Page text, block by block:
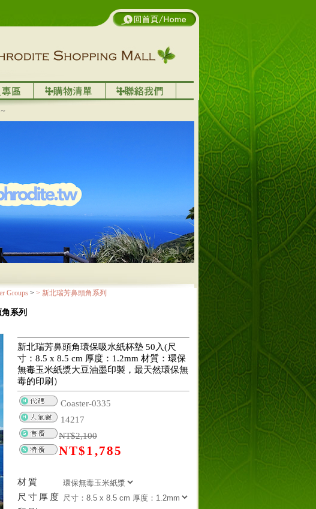
Groups > > 新北瑞芳鼻頭角系列
系列
新北瑞芳鼻頭角環保吸水紙杯墊 50入(尺
寸：8.5 x 8.5 cm 厚度：1.2mm 材質：環保
無毒玉米紙漿大豆油墨印製，最天然環保無
毒的印刷）
Coaster-0335
14217
NT$2,100
NT$1,785
材質
尺寸厚度